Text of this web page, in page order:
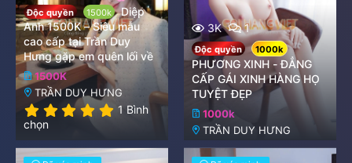
Độc quyền 1500k
Diệp
Anh 1500K – Siêu mẫu
cao cấp tại Trần Duy
Hưng gặp em quên lối về
1500K
TRẦN DUY HƯNG
5
0
1 Bình
chọn
3K 1
Độc quyền 1000k
PHƯƠNG XINH - ĐẲNG
CẤP GÁI XINH HÀNG HỌ
TUYỆT ĐẸP
1000k
TRẦN DUY HƯNG